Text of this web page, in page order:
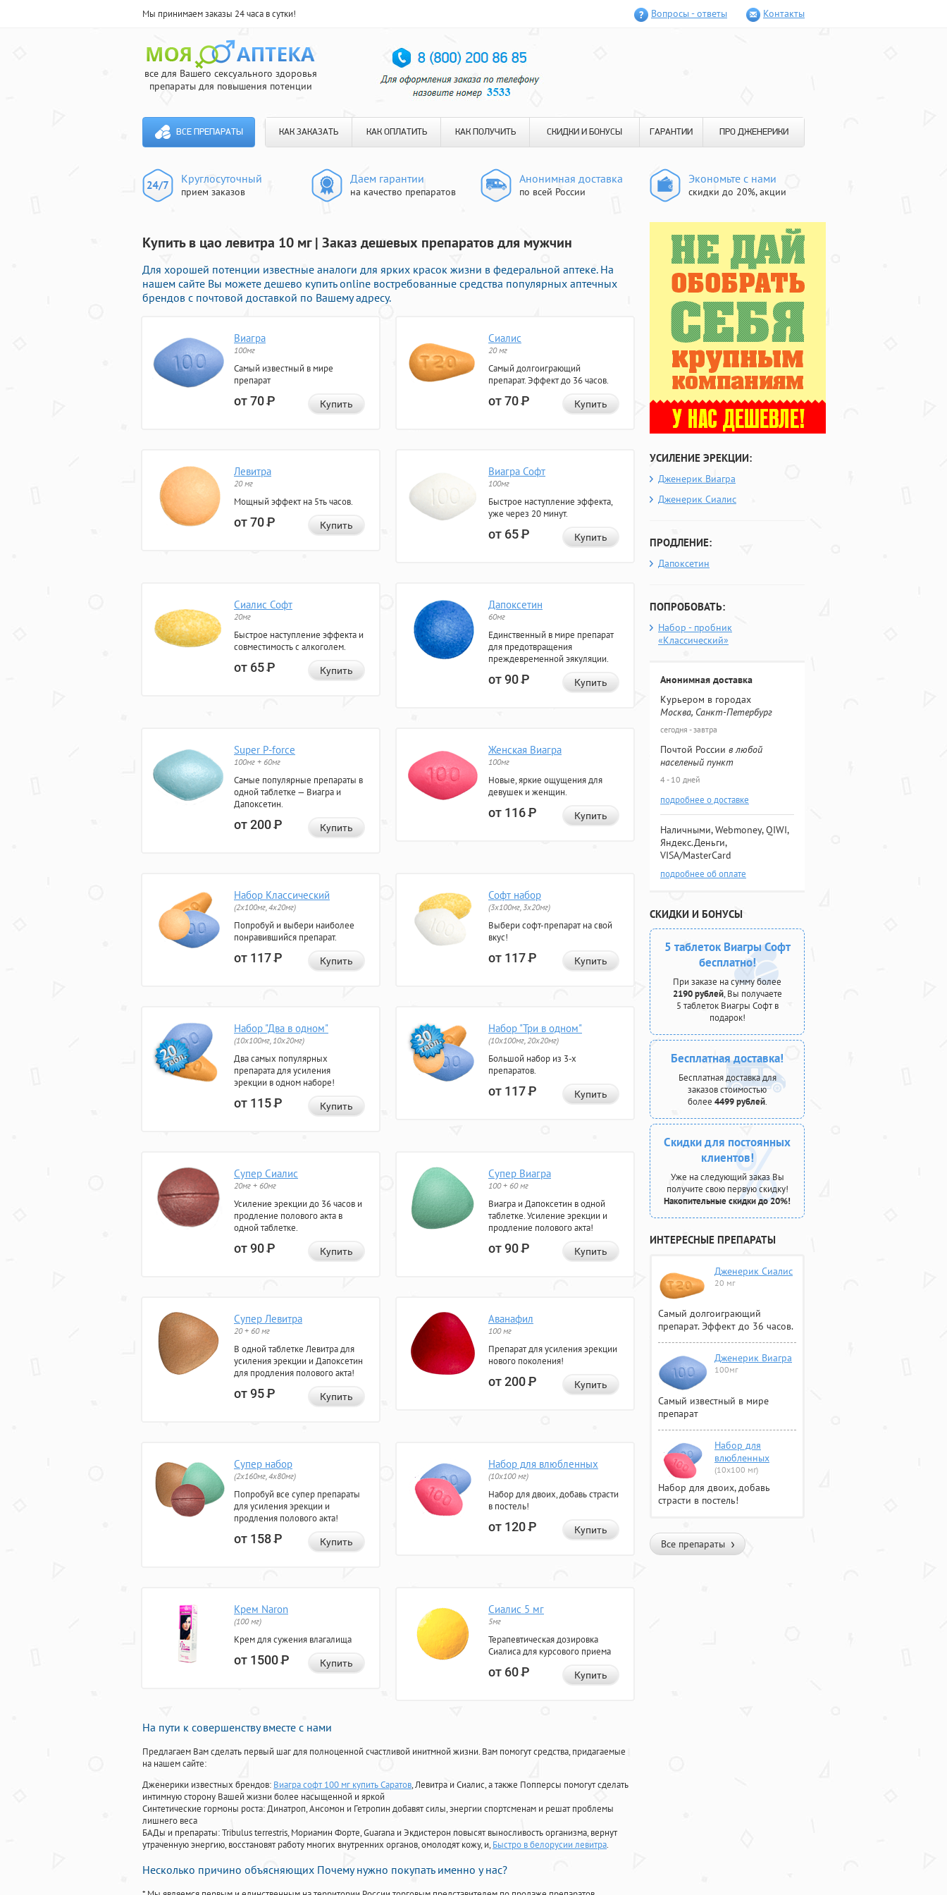
Мы принимаем заказы 24 часа в сутки! Вопросы - ответы Контакты
все для Вашего сексуального здоровья
препараты для повышения потенции
ВСЕ ПРЕПАРАТЫ КАК ЗАКАЗАТЬ КАК ОПЛАТИТЬ КАК ПОЛУЧИТЬ СКИДКИ И БОНУСЫ ГАРАНТИИ ПРО ДЖЕНЕРИКИ
Круглосуточный
прием заказов
Даем гарантии
на качество препаратов
Анонимная доставка
по всей России
Экономьте с нами
скидки до 20%, акции
Купить в цао левитра 10 мг | Заказ дешевых препаратов для мужчин
Для хорошей потенции известные аналоги для ярких красок жизни в федеральной аптеке. На
нашем сайте Вы можете дешево купить online востребованные средства популярных аптечных
брендов с почтовой доставкой по Вашему адресу.
Виагра
100мг
Самый известный в мире
препарат
от 70Р Купить
Сиалис
20 мг
Самый долгоиграющий
препарат. Эффект до 36 часов.
от 70Р Купить
Левитра
20 мг
Мощный эффект на 5ть часов.
от 70Р Купить
Виагра Софт
100мг
Быстрое наступление эффекта,
уже через 20 минут.
от 65Р Купить
Сиалис Софт
20мг
Быстрое наступление эффекта и
совместимость с алкоголем.
от 65Р Купить
Дапоксетин
60мг
Единственный в мире препарат
для предотвращения
преждевременной эякуляции.
от 90Р Купить
Super P-force
100мг + 60мг
Самые популярные препараты в
одной таблетке — Виагра и
Дапоксетин.
от 200Р Купить
Женская Виагра
100мг
Новые, яркие ощущения для
девушек и женщин.
от 116Р Купить
Набор Классический
(2x100мг, 4x20мг)
Попробуй и выбери наиболее
понравившийся препарат.
от 117Р Купить
Софт набор
(3x100мг, 3x20мг)
Выбери софт-препарат на свой
вкус!
от 117Р Купить
Набор "Два в одном"
(10x100мг, 10x20мг)
Два самых популярных
препарата для усиления
эрекции в одном наборе!
от 115Р Купить
Набор "Три в одном"
(10x100мг, 20x20мг)
Большой набор из 3-х
препаратов.
от 117Р Купить
Супер Сиалис
20мг + 60мг
Усиление эрекции до 36 часов и
продление полового акта в
одной таблетке.
от 90Р Купить
Супер Виагра
100 + 60 мг
Виагра и Дапоксетин в одной
таблетке. Усиление эрекции и
продление полового акта!
от 90Р Купить
Супер Левитра
20 + 60 мг
В одной таблетке Левитра для
усиления эрекции и Дапоксетин
для продления полового акта!
от 95Р Купить
Аванафил
100 мг
Препарат для усиления эрекции
нового поколения!
от 200Р Купить
Супер набор
(2х160мг, 4х80мг)
Попробуй все супер препараты
для усиления эрекции и
продления полового акта!
от 158Р Купить
Набор для влюбленных
(10х100 мг)
Набор для двоих, добавь страсти
в постель!
от 120Р Купить
Крем Naron
(100 мг)
Крем для сужения влагалища
от 1500Р Купить
Сиалис 5 мг
5мг
Терапевтическая дозировка
Сиалиса для курсового приема
от 60Р Купить
На пути к совершенству вместе с нами
Предлагаем Вам сделать первый шаг для полноценной счастливой инитмной жизни. Вам помогут средства, придагаемые
на нашем сайте:
Дженерики известных брендов: Виагра софт 100 мг купить Саратов, Левитра и Сиалис, а также Попперсы помогут сделать
интимную сторону Вашей жизни более насыщенной и яркой
Синтетические гормоны роста: Динатроп, Ансомон и Гетропин добавят силы, энергии спортсменам и решат проблемы
лишнего веса
БАДы и препараты:Tribulus terrestris, Мориамин Форте, Guarana и Экдистерон повысят выносливость организма, вернут
утраченную энергию, восстановят работу многих внутренних органов, омолодят кожу, и, Быстро в белорусии левитра.
Несколько причино объясняющих Почему нужно покупать именно у нас?
УСИЛЕНИЕ ЭРЕКЦИИ:
Дженерик Виагра
Дженерик Сиалис
ПРОДЛЕНИЕ:
Дапоксетин
ПОПРОБОВАТЬ:
Набор - пробник
«Классический»
Анонимная доставка
Курьером в городах
Москва, Санкт-Петербург
сегодня - завтра
Почтой России в любой
населеный пункт
4 - 10 дней
подробнее о доставке
Наличными, Webmoney, QIWI,
Яндекс.Деньги,
VISA/MasterCard
подробнее об оплате
СКИДКИ И БОНУСЫ
5 таблеток Виагры Софт
бесплатно!
При заказе на сумму более
2190 рублей, Вы получаете
5 таблеток Виагры Софт в
подарок!
Бесплатная доставка!
Бесплатная доставка для
заказов стоимостью
более 4499 рублей.
Скидки для постоянных
клиентов!
Уже на следующий заказ Вы
получите свою первую скидку!
Накопительные скидки до 20%!
ИНТЕРЕСНЫЕ ПРЕПАРАТЫ
Дженерик Сиалис
20 мг
Самый долгоиграющий
препарат. Эффект до 36 часов.
Дженерик Виагра
100мг
Самый известный в мире
препарат
Набор для
влюбленных
(10х100 мг)
Набор для двоих, добавь
страсти в постель!
Все препараты